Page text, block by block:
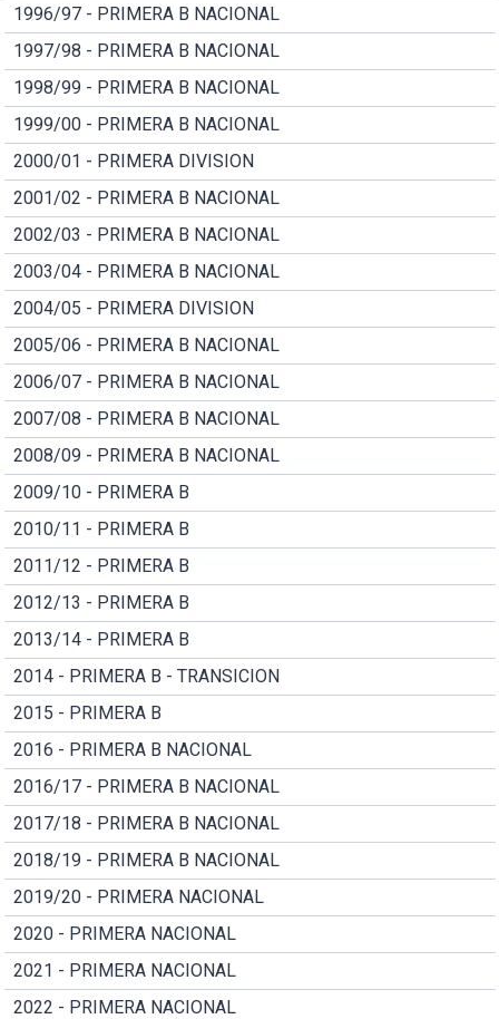
1996/97 - PRIMERA B NACIONAL
1997/98 - PRIMERA B NACIONAL
1998/99 - PRIMERA B NACIONAL
1999/00 - PRIMERA B NACIONAL
2000/01 - PRIMERA DIVISION
2001/02 - PRIMERA B NACIONAL
2002/03 - PRIMERA B NACIONAL
2003/04 - PRIMERA B NACIONAL
2004/05 - PRIMERA DIVISION
2005/06 - PRIMERA B NACIONAL
2006/07 - PRIMERA B NACIONAL
2007/08 - PRIMERA B NACIONAL
2008/09 - PRIMERA B NACIONAL
2009/10 - PRIMERA B
2010/11 - PRIMERA B
2011/12 - PRIMERA B
2012/13 - PRIMERA B
2013/14 - PRIMERA B
2014 - PRIMERA B - TRANSICION
2015 - PRIMERA B
2016 - PRIMERA B NACIONAL
2016/17 - PRIMERA B NACIONAL
2017/18 - PRIMERA B NACIONAL
2018/19 - PRIMERA B NACIONAL
2019/20 - PRIMERA NACIONAL
2020 - PRIMERA NACIONAL
2021 - PRIMERA NACIONAL
2022 - PRIMERA NACIONAL